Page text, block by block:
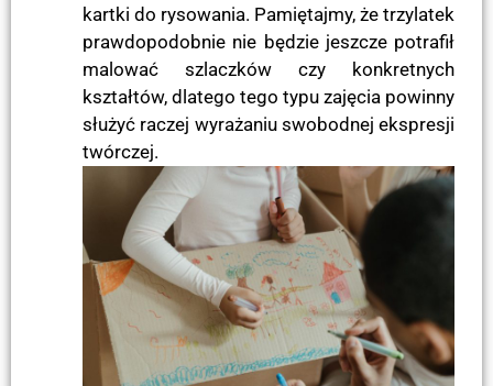
kartki do rysowania. Pamiętajmy, że trzylatek
prawdopodobnie nie będzie jeszcze potrafił
malować szlaczków czy konkretnych
kształtów, dlatego tego typu zajęcia powinny
służyć raczej wyrażaniu swobodnej ekspresji
twórczej.